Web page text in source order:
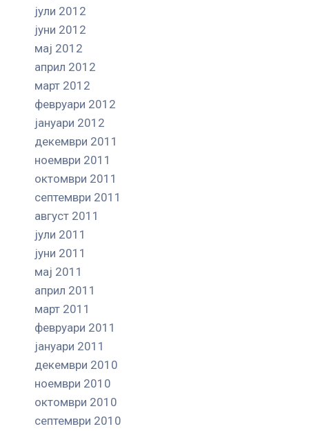
јули 2012
јуни 2012
мај 2012
април 2012
март 2012
февруари 2012
јануари 2012
декември 2011
ноември 2011
октомври 2011
септември 2011
август 2011
јули 2011
јуни 2011
мај 2011
април 2011
март 2011
февруари 2011
јануари 2011
декември 2010
ноември 2010
октомври 2010
септември 2010